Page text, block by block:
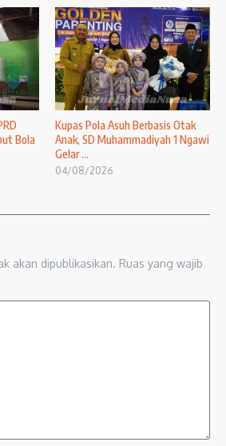
Bola
Kupas Pola Asuh Berbasis Otak
Anak, SD Muhammadiyah 1 Ngawi
Gelar ...
04/08/2026
akan dipublikasikan. Ruas yang wajib